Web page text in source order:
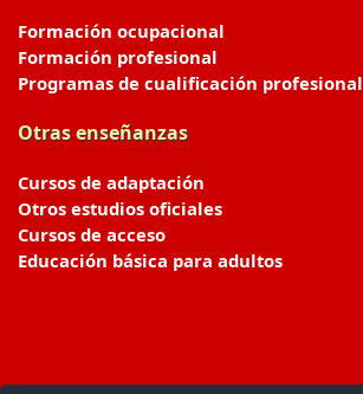
Formación ocupacional
Formación profesional
Programas de cualificación profesional
Otras enseñanzas
Cursos de adaptación
Otros estudios oficiales
Cursos de acceso
Educación básica para adultos